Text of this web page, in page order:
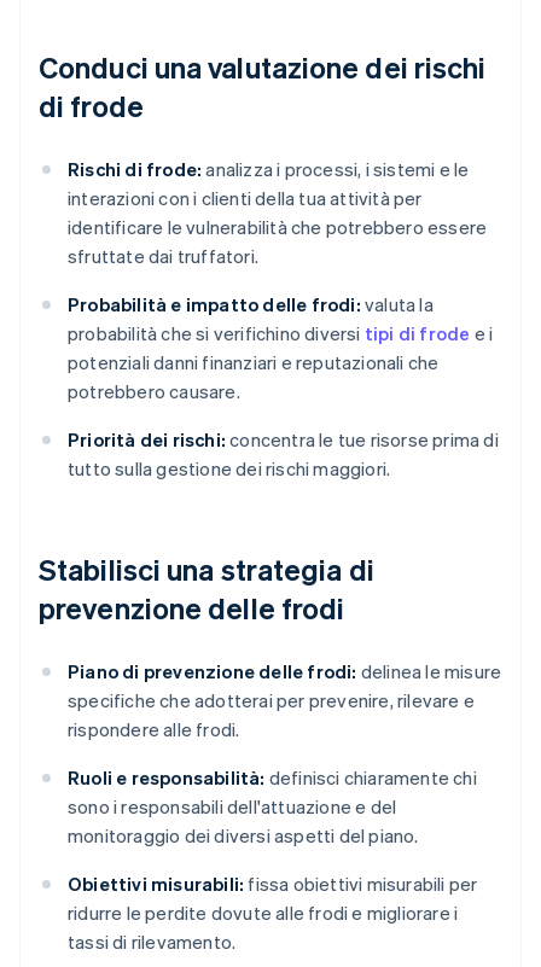
Conduci una valutazione dei rischi
di frode
Rischi di frode: analizza i processi, i sistemi e le
interazioni con i clienti della tua attività per
identificare le vulnerabilità che potrebbero essere
sfruttate dai truffatori.
Probabilità e impatto delle frodi: valuta la
probabilità che si verifichino diversi tipi di frode e i
potenziali danni finanziari e reputazionali che
potrebbero causare.
Priorità dei rischi: concentra le tue risorse prima di
tutto sulla gestione dei rischi maggiori.
Stabilisci una strategia di
prevenzione delle frodi
Piano di prevenzione delle frodi: delinea le misure
specifiche che adotterai per prevenire, rilevare e
rispondere alle frodi.
Ruoli e responsabilità: definisci chiaramente chi
sono i responsabili dell'attuazione e del
monitoraggio dei diversi aspetti del piano.
Obiettivi misurabili: fissa obiettivi misurabili per
ridurre le perdite dovute alle frodi e migliorare i
tassi di rilevamento.